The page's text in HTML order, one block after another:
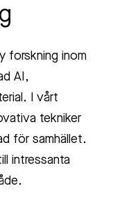
forskning inom
AI,
I vårt
tekniker
för samhället.
intressanta